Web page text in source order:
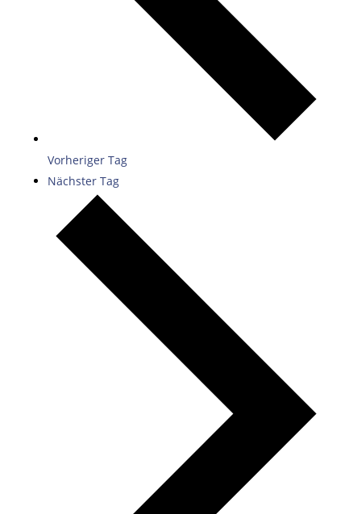
Vorheriger Tag
Nächster Tag